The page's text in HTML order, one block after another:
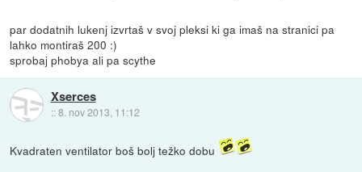
par dodatnih lukenj izvrtaš v svoj pleksi ki ga imaš na stranici pa
lahko montiraš 200 :)
sprobaj phobya ali pa scythe
Xserces
::8. nov 2013, 11:12
Kvadraten ventilator boš bolj težko dobu